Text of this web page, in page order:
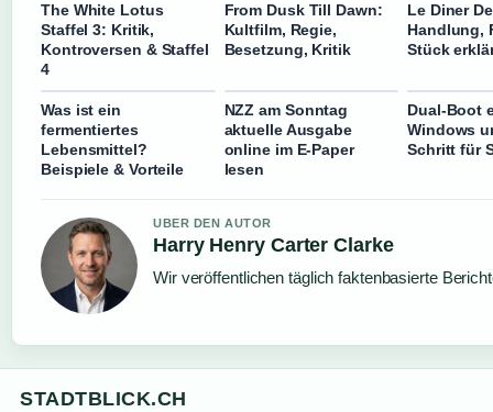
The White Lotus
Staffel 3: Kritik,
Kontroversen & Staffel
4
From Dusk Till Dawn:
Kultfilm, Regie,
Besetzung, Kritik
Le Diner
Handlung,
Stück
Was ist ein
fermentiertes
Lebensmittel?
Beispiele & Vorteile
NZZ am Sonntag
aktuelle Ausgabe
online im E-Paper
lesen
Dual-Boot
Windows
Schritt für
UBER DEN AUTOR
Harry Henry Carter Clarke
Wir veröffentlichen täglich faktenbasierte
STADTBLICK.CH